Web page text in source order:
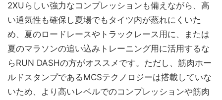
2XUらしい強力なコンプレッションも備えながら、高
い通気性も確保し夏場でもタイツ内が蒸れにくいた
め、夏のロードレースやトラックレース用に、または
夏のマラソンの追い込みトレーニング用に活用するな
らRUN DASHの方がオススメです。ただし、筋肉ホー
ルドスタンプであるMCSテクノロジーは搭載していな
いため、より高いレベルでのコンプレッションや筋肉